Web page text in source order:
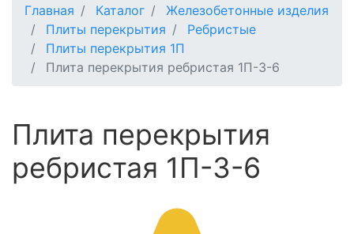
Главная Каталог
Железобетонные изделия
Плиты перекрытия
Ребристые
Плиты перекрытия 1П
Плита перекрытия ребристая 1П-3-6
Плита перекрытия
ребристая 1П-3-6